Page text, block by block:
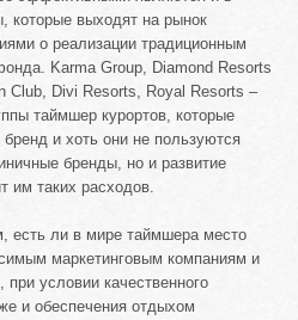
которые выходят на рынок
о реализации традиционным
Karma Group, Diamond Resorts
Club, Divi Resorts, Royal Resorts –
таймшер курортов, которые
и хоть они не пользуются
бренды, но и развитие
им таких расходов.
есть ли в мире таймшера место
маркетинговым компаниям и
условии качественного
и обеспечения отдыхом